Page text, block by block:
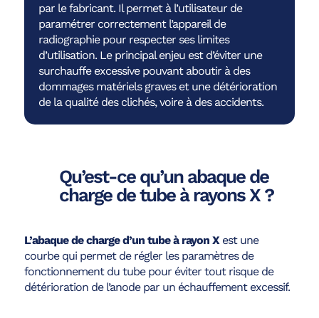
par le fabricant. Il permet à l’utilisateur de
paramétrer correctement l’appareil de
radiographie pour respecter ses limites
d’utilisation. Le principal enjeu est d’éviter une
surchauffe excessive pouvant aboutir à des
dommages matériels graves et une détérioration
de la qualité des clichés, voire à des accidents.
Qu’est-ce qu’un abaque de
charge de tube à rayons X ?
L’abaque de charge d’un tube à rayon X est une
courbe qui permet de régler les paramètres de
fonctionnement du tube pour éviter tout risque de
détérioration de l’anode par un échauffement excessif.